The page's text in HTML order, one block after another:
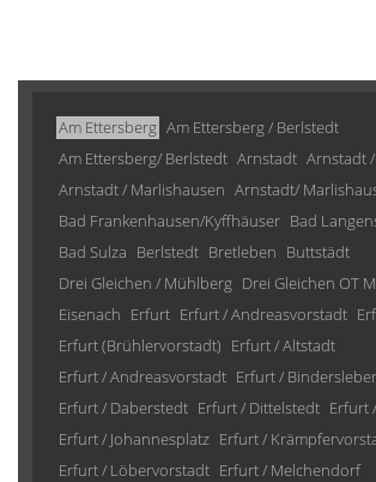
Am Ettersberg Am Ettersberg / Berlstedt
Am Ettersberg/ Berlstedt Arnstadt Arnstadt
Arnstadt / Marlishausen Arnstadt/
Bad Frankenhausen/Kyffhäuser Bad
Bad Sulza Berlstedt Bretleben Buttstädt
Drei Gleichen / Mühlberg Drei Gleichen OT
Eisenach Erfurt Erfurt / Andreasvorstadt
Erfurt (Brühlervorstadt) Erfurt / Altstadt
Erfurt / Andreasvorstadt Erfurt /
Erfurt / Daberstedt Erfurt / Dittelstedt Erfurt
Erfurt / Johannesplatz Erfurt /
Erfurt / Löbervorstadt Erfurt / Melchendorf